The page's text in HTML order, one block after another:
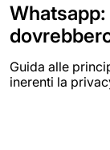
Guida alle
inerenti la